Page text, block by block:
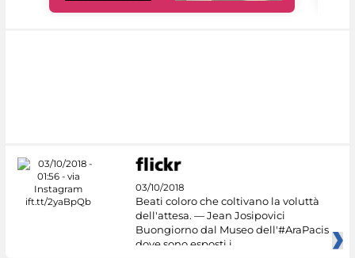
03/10/2018
Beati coloro che coltivano la voluttà
dell'attesa. — Jean Josipovici
Buongiorno dal Museo dell'#AraPacis
dove sono esposti i